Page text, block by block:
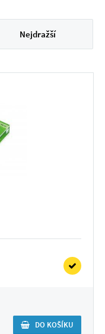
Nejdražší
DO KOŠÍKU